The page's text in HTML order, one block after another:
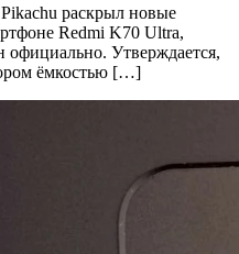
раскрыл новые
Redmi K70 Ultra,
официально. Утверждается,
ёмкостью […]